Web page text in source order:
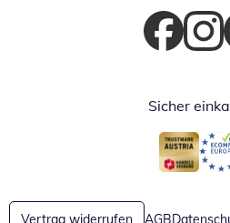
Öffnet inÖffnet
Sicher
Öffnet in
Vertrag widerrufen AGB